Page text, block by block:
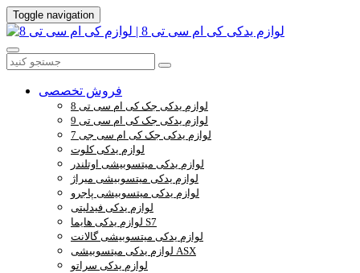
Toggle navigation
فروش تخصصی
لوازم یدکی جک کی ام سی تی 8
لوازم یدکی جک کی ام سی تی 9
لوازم یدکی جک کی ام سی جی 7
لوازم یدکی کلوت
لوازم یدکی میتسوبیشی اوتلندر
لوازم یدکی میتسوبیشی میراژ
لوازم یدکی میتسوبیشی پاجرو
لوازم یدکی فیدلیتی
لوازم یدکی هایما S7
لوازم یدکی میتسوبیشی گالانت
لوازم یدکی میتسوبیشی ASX
لوازم یدکی سراتو